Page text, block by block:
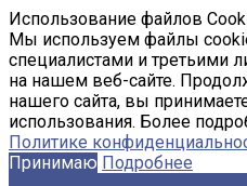
Использование файлов
Мы используем файлы
специалистами и третьими
на нашем веб-сайте.
нашего сайта, вы
использования. Более
Политике
Принимаю Подробнее